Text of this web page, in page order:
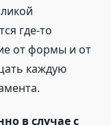
где-то
от формы и от
каждую
в случае с